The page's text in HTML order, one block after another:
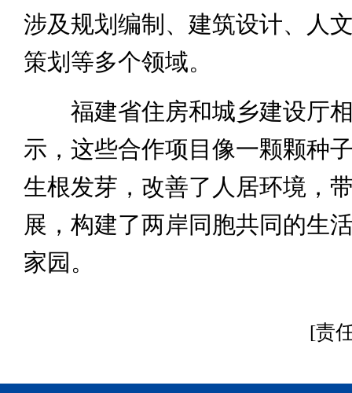
涉及规划编制、建筑设计、人
策划等多个领域。
福建省住房和城乡建设厅相
示，这些合作项目像一颗颗种
生根发芽，改善了人居环境，
展，构建了两岸同胞共同的生
家园。
[责